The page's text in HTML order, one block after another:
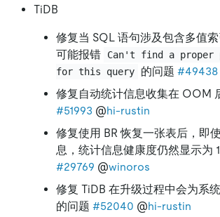
TiDB
修复当 SQL 语句涉及包含多值
可能报错
Can't find a proper
for this query
的问题#49438
修复自动统计信息收集在 OOM
#51993 @hi-rustin
修复使用 BR 恢复一张表后，即
息，统计信息健康度仍然显示为
#29769 @winoros
修复 TiDB 在升级过程中会为系
的问题 #52040 @hi-rustin